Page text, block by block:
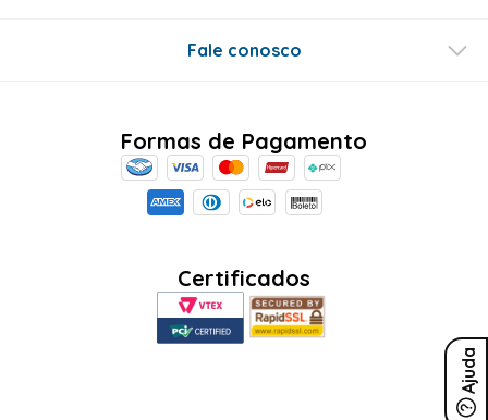
Ajuda
Fale conosco
Formas de Pagamento
Certificados